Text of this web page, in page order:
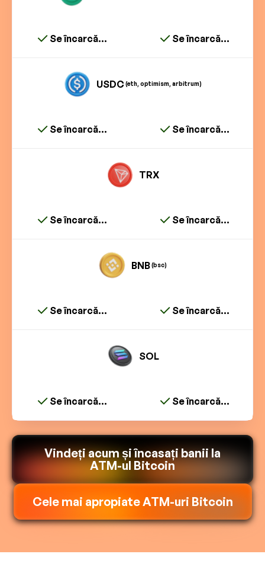
Se încarcă... Se încarcă...
USDC(eth, optimism, arbitrum)
Se încarcă... Se încarcă...
TRX
Se încarcă... Se încarcă...
BNB(bsc)
Se încarcă... Se încarcă...
SOL
Se încarcă... Se încarcă...
Vindeți acum și încasați banii la
ATM-ul Bitcoin
Cele mai apropiate ATM-uri Bitcoin